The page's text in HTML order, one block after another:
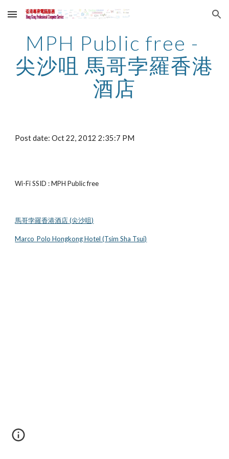
Skip to main content Skip to navigation
MPH Public free -
尖沙咀 馬哥孛羅香港
酒店
Post date: Oct 22, 2012 2:35:7 PM
Wi-Fi SSID : MPH Public free
馬哥孛羅香港酒店 (尖沙咀)
Marco_Polo Hongkong Hotel (Tsim Sha Tsui)